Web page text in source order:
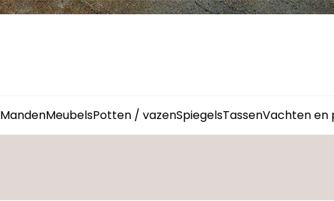
MandenMeubelsPotten / vazenSpiegelsTassenVachten en